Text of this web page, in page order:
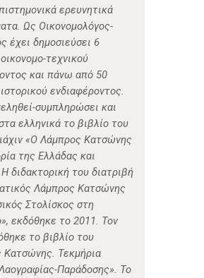
ερευνητικά
Ως Οικονομολόγος-
έχει δημοσιεύσει 6
τεχνικού
και πάνω από 50
ενδιαφέροντος.
συμπληρώσει και
ελληνικά το βιβλίο του
«Ο Λάμπρος Κατσώνης
της Ελλάδας και
διδακτορική του διατριβή
Λάμπρος Κατσώνης
Στολίσκος στη
εκδόθηκε το 2011. Τον
το βιβλίο του
Κατσώνης. Τεκμήρια
Παράδοσης». Το